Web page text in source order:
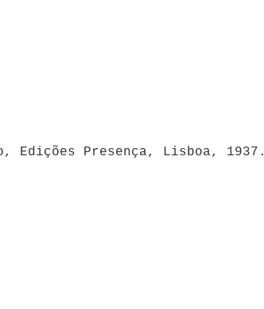
Edições Presença, Lisboa, 1937.